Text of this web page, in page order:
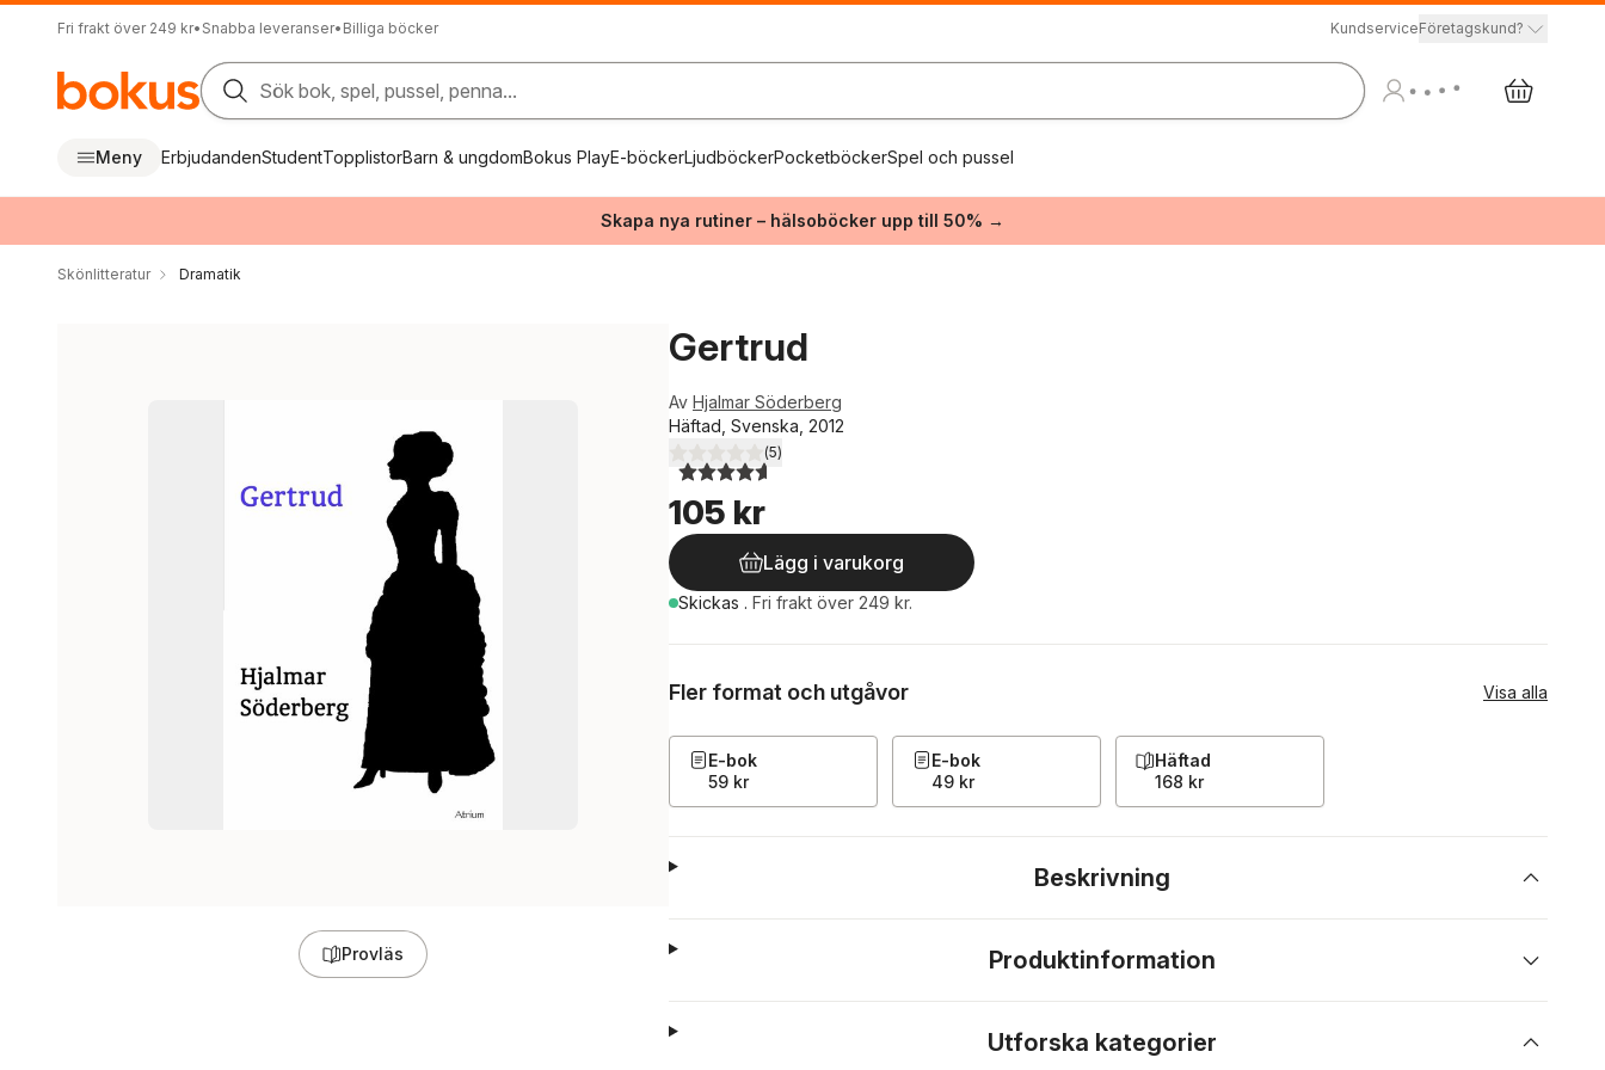
Fri frakt över 249 kr• Snabba leveranser• Billiga böcker KundserviceFöretagskund?
Sök bok, spel, pussel, penna...
Meny ErbjudandenStudentTopplistorBarn & ungdomBokus PlayE-böckerLjudböckerPocketböckerSpel och pussel
Skapa nya rutiner – hälsoböcker upp till 50% →
Skönlitteratur Dramatik
Provläs
Gertrud
Av Hjalmar Söderberg
Häftad, Svenska, 2012
4,6utav 5 stjärnor. Totalt antal röster:
(5)
105 kr
Lägg i varukorg
Skickas . Fri frakt över 249 kr.
Fler format och utgåvor Visa alla
E-bok
59 kr
E-bok
49 kr
Häftad
168 kr
Beskrivning
Produktinformation
Utforska kategorier